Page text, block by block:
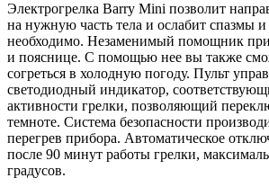
Электрогрелка Barry Mini позволит
на нужную часть тела и ослабит спазмы и
необходимо. Незаменимый помощник
и пояснице. С помощью нее вы также
согреться в холодную погоду. Пульт
светодиодный индикатор,
активности грелки, позволяющий
темноте. Система безопасности
перегрев прибора. Автоматическое
после 90 минут работы грелки,
градусов.